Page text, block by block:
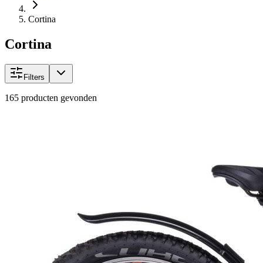
Cortina
Cortina
Filters
165 producten gevonden